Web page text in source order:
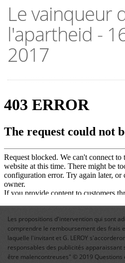
FORUM
Le vainqueur
l'apartheid -
2017
Les propositions d'intervention qui sont
comprendre le remboursement des frais
laquelle l'invitant et G. LEROY
responsables des publicités
être malencontreuses" © 2019 Questions